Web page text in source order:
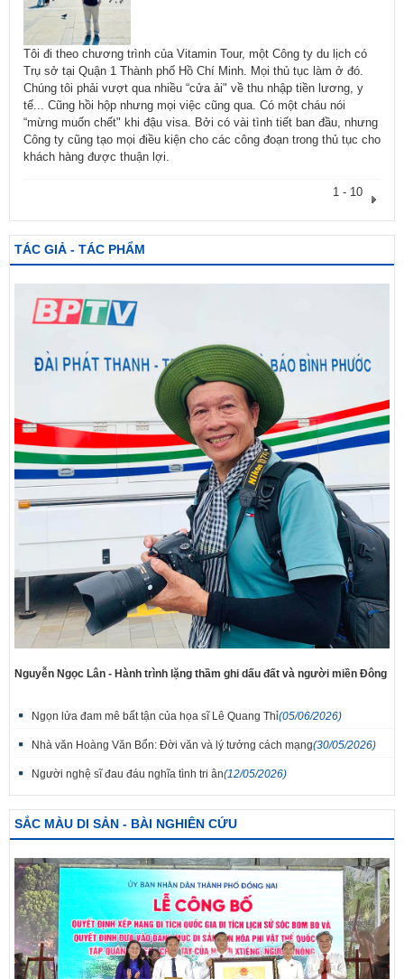
Tôi đi theo chương trình của Vitamin Tour, một Công ty du lịch có
Trụ sở tại Quận 1 Thành phố Hồ Chí Minh. Mọi thủ tục làm ở đó.
Chúng tôi phải vượt qua nhiều “cửa ải" về thu nhập tiền lương, y
tế... Cũng hồi hộp nhưng mọi việc cũng qua. Có một cháu nói
“mừng muốn chết" khi đậu visa. Bởi có vài tình tiết ban đầu, nhưng
Công ty cũng tạo mọi điều kiện cho các công đoạn trong thủ tục cho
khách hàng được thuận lợi.
1 - 10
TÁC GIẢ - TÁC PHẨM
Nguyễn Ngọc Lân - Hành trình lặng thầm ghi dấu đất và người miền Đông
Ngọn lửa đam mê bất tận của họa sĩ Lê Quang Thỉ(05/06/2026)
Nhà văn Hoàng Văn Bổn: Đời văn và lý tưởng cách mạng(30/05/2026)
Người nghệ sĩ đau đáu nghĩa tình tri ân(12/05/2026)
SẮC MÀU DI SẢN - BÀI NGHIÊN CỨU